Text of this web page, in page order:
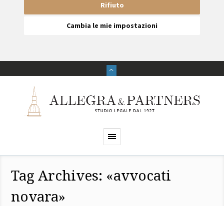
Rifiuto
Cambia le mie impostazioni
Tag Archives: «avvocati
novara»